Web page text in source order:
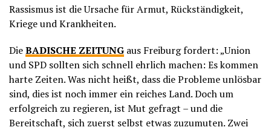
Rassismus ist die Ursache für Armut, Rückständigkeit,
Kriege und Krankheiten.
DieBADISCHE ZEITUNG aus Freiburg fordert: „Union
und SPD sollten sich schnell ehrlich machen: Es kommen
harte Zeiten. Was nicht heißt, dass die Probleme unlösbar
sind, dies ist noch immer ein reiches Land. Doch um
erfolgreich zu regieren, ist Mut gefragt – und die
Bereitschaft, sich zuerst selbst etwas zuzumuten. Zwei